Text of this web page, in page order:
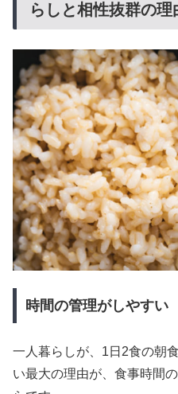
らしと相性抜群の理
時間の管理がしやすい
一人暮らしが、1日2食の朝
い最大の理由が、食事時間